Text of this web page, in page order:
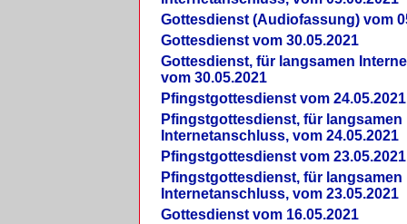
Gottesdienst (Audiofassung) vom
Gottesdienst vom 30.05.2021
Gottesdienst, für langsamen
vom 30.05.2021
Pfingstgottesdienst vom 24.05.2021
Pfingstgottesdienst, für langsamen
Internetanschluss, vom 24.05.2021
Pfingstgottesdienst vom 23.05.2021
Pfingstgottesdienst, für langsamen
Internetanschluss, vom 23.05.2021
Gottesdienst vom 16.05.2021